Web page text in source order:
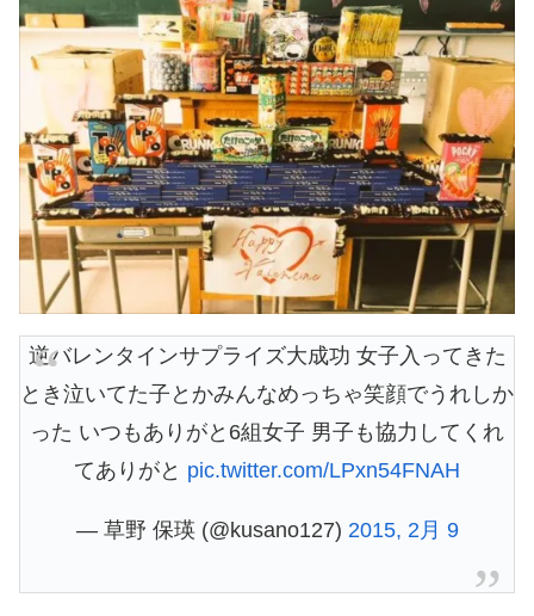
逆バレンタインサプライズ大成功 女子入ってきた
とき泣いてた子とかみんなめっちゃ笑顔でうれしか
った いつもありがと6組女子 男子も協力してくれ
てありがと pic.twitter.com/LPxn54FNAH
— 草野 保瑛 (@kusano127) 2015, 2月 9